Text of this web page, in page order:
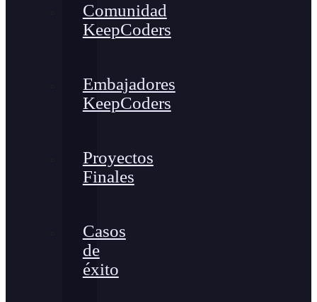
Comunidad
KeepCoders
Embajadores
KeepCoders
Proyectos
Finales
Casos
de
éxito